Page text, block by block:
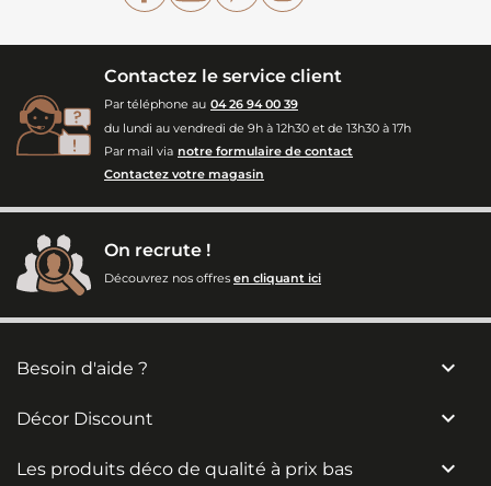
Contactez le service client
Par téléphone au 04 26 94 00 39
du lundi au vendredi de 9h à 12h30 et de 13h30 à 17h
Par mail via notre formulaire de contact
Contactez votre magasin
On recrute !
Découvrez nos offres en cliquant ici
Besoin d'aide ? 
Décor Discount 
Les produits déco de qualité à prix bas 